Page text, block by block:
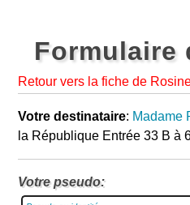
Formulaire
Retour vers la fiche de
Votre destinataire: Madame
la République Entrée 33 B à
Votre pseudo: